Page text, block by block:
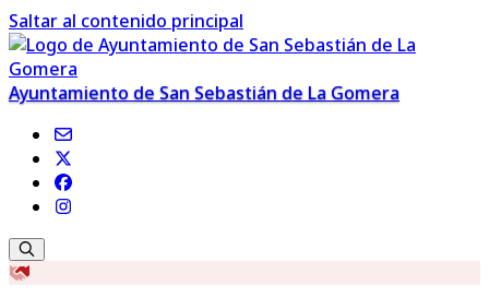
Saltar al contenido principal
Ayuntamiento de San Sebastián de La Gomera